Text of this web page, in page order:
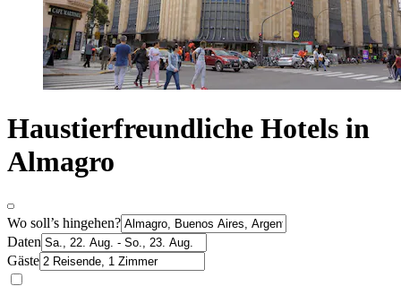
Haustierfreundliche Hotels in
Almagro
Wo soll’s hingehen?
Daten
Gäste